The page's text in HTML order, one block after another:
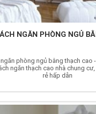
NGĂN PHÒNG NGỦ
phòng ngủ bằng thạch cao
ngăn thạch cao nhà chung
rẻ hấp dẫn